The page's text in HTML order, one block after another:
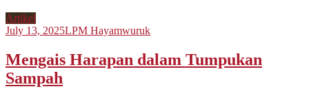
Artikel
July 13, 2025LPM Hayamwuruk
Mengais Harapan dalam Tumpukan
Sampah